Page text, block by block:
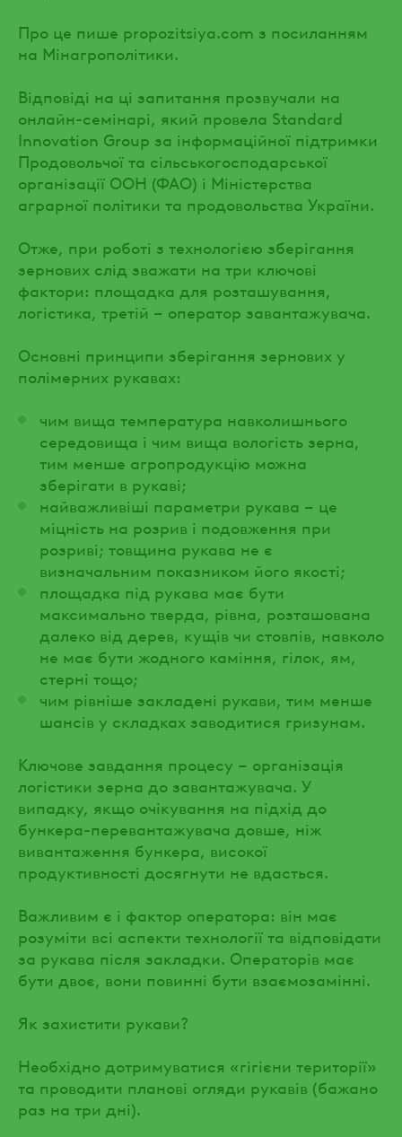
Про це пише propozitsiya.com з посиланням
на Мінагрополітики.
Відповіді на ці запитання прозвучали на
онлайн-семінарі, який провела Standard
Innovation Group за інформаційної підтримки
Продовольчої та сільськогосподарської
організації ООН (ФАО) і Міністерства
аграрної політики та продовольства України.
Отже, при роботі з технологією зберігання
зернових слід зважати на три ключові
фактори: площадка для розташування,
логістика, третій – оператор завантажувача.
Основні принципи зберігання зернових у
полімерних рукавах:
чим вища температура навколишнього
середовища і чим вища вологість зерна,
тим менше агропродукцію можна
зберігати в рукаві;
найважливіші параметри рукава – це
міцність на розрив і подовження при
розриві; товщина рукава не є
визначальним показником його якості;
площадка під рукава має бути
максимально тверда, рівна, розташована
далеко від дерев, кущів чи стовпів, навколо
не має бути жодного каміння, гілок, ям,
стерні тощо;
чим рівніше закладені рукави, тим менше
шансів у складках заводитися гризунам.
Ключове завдання процесу – організація
логістики зерна до завантажувача. У
випадку, якщо очікування на підхід до
бункера-перевантажувача довше, ніж
вивантаження бункера, високої
продуктивності досягнути не вдасться.
Важливим є і фактор оператора: він має
розуміти всі аспекти технології та відповідати
за рукава після закладки. Операторів має
бути двоє, вони повинні бути взаємозамінні.
Як захистити рукави?
Необхідно дотримуватися «гігієни території»
та проводити планові огляди рукавів (бажано
раз на три дні).